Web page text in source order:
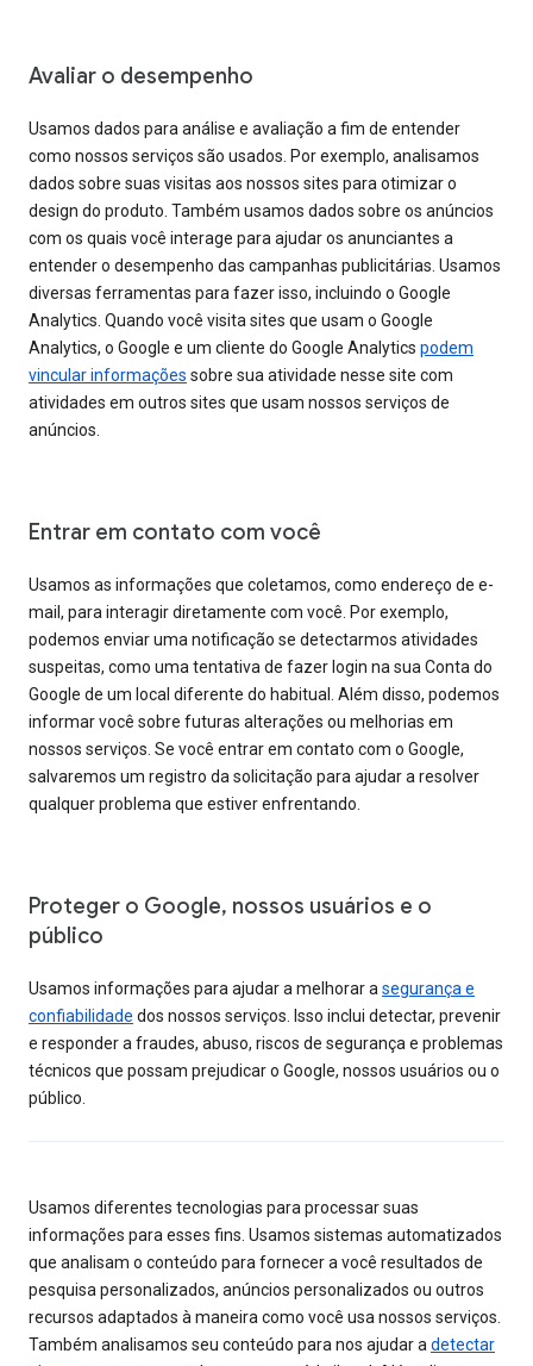
Avaliar o desempenho
Usamos dados para análise e avaliação a fim de entender
como nossos serviços são usados. Por exemplo, analisamos
dados sobre suas visitas aos nossos sites para otimizar o
design do produto. Também usamos dados sobre os anúncios
com os quais você interage para ajudar os anunciantes a
entender o desempenho das campanhas publicitárias. Usamos
diversas ferramentas para fazer isso, incluindo o Google
Analytics. Quando você visita sites que usam o Google
Analytics, o Google e um cliente do Google Analytics podem
vincular informações sobre sua atividade nesse site com
atividades em outros sites que usam nossos serviços de
anúncios.
Entrar em contato com você
Usamos as informações que coletamos, como endereço de e-
mail, para interagir diretamente com você. Por exemplo,
podemos enviar uma notificação se detectarmos atividades
suspeitas, como uma tentativa de fazer login na sua Conta do
Google de um local diferente do habitual. Além disso, podemos
informar você sobre futuras alterações ou melhorias em
nossos serviços. Se você entrar em contato com o Google,
salvaremos um registro da solicitação para ajudar a resolver
qualquer problema que estiver enfrentando.
Proteger o Google, nossos usuários e o
público
Usamos informações para ajudar a melhorar a segurança e
confiabilidade dos nossos serviços. Isso inclui detectar, prevenir
e responder a fraudes, abuso, riscos de segurança e problemas
técnicos que possam prejudicar o Google, nossos usuários ou o
público.
Usamos diferentes tecnologias para processar suas
informações para esses fins. Usamos sistemas automatizados
que analisam o conteúdo para fornecer a você resultados de
pesquisa personalizados, anúncios personalizados ou outros
recursos adaptados à maneira como você usa nossos serviços.
Também analisamos seu conteúdo para nos ajudar a detectar